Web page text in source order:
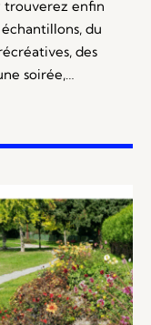
trouverez enfin
du
des
soirée,…